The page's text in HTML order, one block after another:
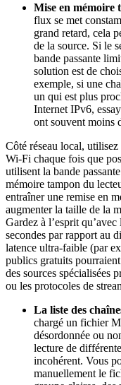
Mise en mémoire
flux se met
grand retard, cela
de la source. Si le
bande passante
solution est de
exemple, si une
un qui est plus
Internet IPv6,
ont souvent moins
Côté réseau local,
Wi-Fi chaque fois que
utilisent la bande
mémoire tampon du
entraîner une remise en
augmenter la taille de la
Gardez à l’esprit
secondes par rapport au
latence ultra-faible (par
publics gratuits
des sources spécialisées
ou les protocoles de
La liste des
chargé un fichier
désordonnée ou
lecture de
incohérent. Vous
manuellement le